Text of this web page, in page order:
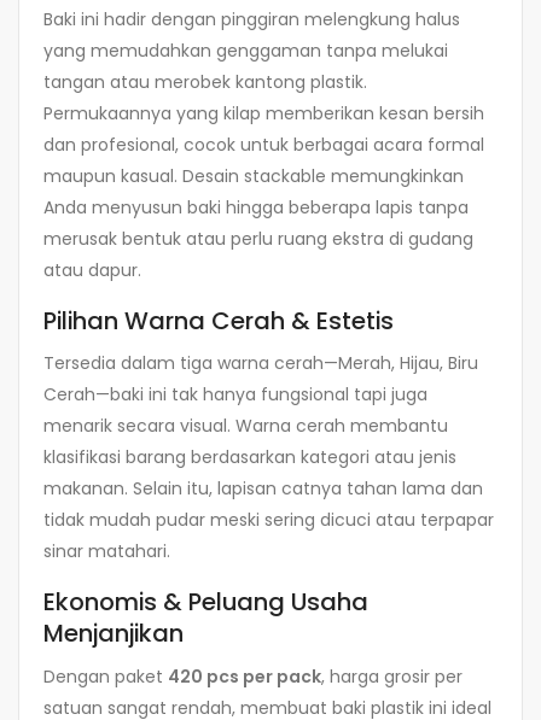
Baki ini hadir dengan pinggiran melengkung halus
yang memudahkan genggaman tanpa melukai
tangan atau merobek kantong plastik.
Permukaannya yang kilap memberikan kesan bersih
dan profesional, cocok untuk berbagai acara formal
maupun kasual. Desain stackable memungkinkan
Anda menyusun baki hingga beberapa lapis tanpa
merusak bentuk atau perlu ruang ekstra di gudang
atau dapur.
Pilihan Warna Cerah & Estetis
Tersedia dalam tiga warna cerah—Merah, Hijau, Biru
Cerah—baki ini tak hanya fungsional tapi juga
menarik secara visual. Warna cerah membantu
klasifikasi barang berdasarkan kategori atau jenis
makanan. Selain itu, lapisan catnya tahan lama dan
tidak mudah pudar meski sering dicuci atau terpapar
sinar matahari.
Ekonomis & Peluang Usaha
Menjanjikan
Dengan paket 420 pcs per pack, harga grosir per
satuan sangat rendah, membuat baki plastik ini ideal